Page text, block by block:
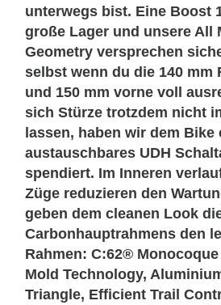
unterwegs bist. Eine Boost
große Lager und unsere All
Geometry versprechen
selbst wenn du die 140 mm
und 150 mm vorne voll
sich Stürze trotzdem nicht
lassen, haben wir dem Bike
austauschbares UDH
spendiert. Im Inneren
Züge reduzieren den
geben dem cleanen Look
Carbonhauptrahmens den
Rahmen:C:62®
Mold Technology,
Triangle, Efficient Trail